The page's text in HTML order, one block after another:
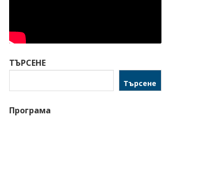
ТЪРСЕНЕ
Търсене
Програма